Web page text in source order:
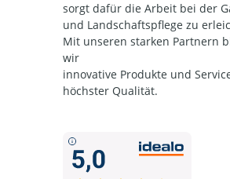
sorgt dafür die Arbeit bei der
und Landschaftspflege zu
Mit unseren starken Partnern
wir
innovative Produkte und
höchster Qualität.